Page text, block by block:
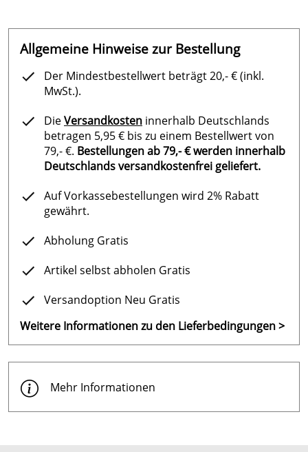
Allgemeine Hinweise zur Bestellung
Der Mindestbestellwert beträgt 20,- € (inkl.
MwSt.).
DieVersandkosten innerhalb Deutschlands
betragen 5,95 € bis zu einem Bestellwert von
79,- €. Bestellungen ab 79,- € werden innerhalb
Deutschlands versandkostenfrei geliefert.
Auf Vorkassebestellungen wird 2% Rabatt
gewährt.
Abholung Gratis
Artikel selbst abholen Gratis
Versandoption Neu Gratis
Weitere Informationen zu den Lieferbedingungen >
Mehr Informationen